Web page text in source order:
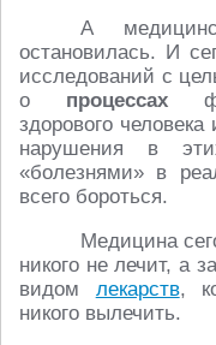
А
остановилась. И
исследований с
о процессах
здорового
нарушения в
«болезнями» в
всего бороться.
Медицина
никого не лечит, а
видом лекарств,
никого вылечить.